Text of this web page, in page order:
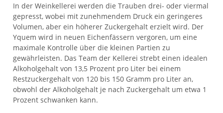
In der Weinkellerei werden die Trauben drei- oder viermal
gepresst, wobei mit zunehmendem Druck ein geringeres
Volumen, aber ein höherer Zuckergehalt erzielt wird. Der
Yquem wird in neuen Eichenfässern vergoren, um eine
maximale Kontrolle über die kleinen Partien zu
gewährleisten. Das Team der Kellerei strebt einen idealen
Alkoholgehalt von 13,5 Prozent pro Liter bei einem
Restzuckergehalt von 120 bis 150 Gramm pro Liter an,
obwohl der Alkoholgehalt je nach Zuckergehalt um etwa 1
Prozent schwanken kann.